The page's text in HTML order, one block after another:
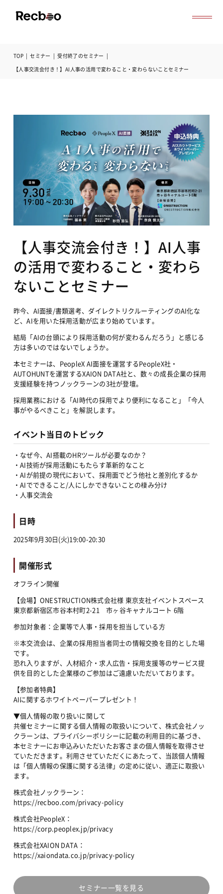
導入事例
サービス資料ダウンロード
TOP | セミナー | 受付終了のセミナー |
【人事交流会付き！】AI人事の活用で変わること・変わらないことセミナー
【人事交流会付き！】AI人事
の活用で変わること・変わら
ないことセミナー
昨今、AI面接/書類選考、ダイレクトリクルーティングのAI化な
ど、AIを用いた採用活動が広まり始めています。
結局「AIの台頭により採用活動の何が変わるんだろう」と感じる
方は多いのではないでしょうか。
本セミナーは、PeopleX AI面接を運営するPeopleX社・
AUTOHUNTを運営するXAION DATA社と、数々の成長企業の採用
支援経験を持つノックラーンの3社が登壇。
採用業務における「AI時代の採用でより便利になること」「今人
事がやるべきこと」を解説します。
イベント当日のトピック
・なぜ今、AI搭載のHRツールが必要なのか？
・AI技術が採用活動にもたらす革新的なこと
・AIが前提の現代において、採用面でどう他社と差別化するか
・AIでできること/人にしかできないことの棲み分け
・人事交流会
日時
2025年9月30日(火)19:00-20:30
開催形式
オフライン開催
【会場】ONESTRUCTION株式会社様 東京支社イベントスペース
東京都新宿区市谷本村町2-21　市ヶ谷キャナルコート 6階
参加対象者：企業等で人事・採用を担当している方
※本交流会は、企業の採用担当者同士の情報交換を目的とした場
です。
恐れ入りますが、人材紹介・求人広告・採用支援等のサービス提
供を目的とした企業様のご参加はご遠慮いただいております。
【参加者特典】
AIに関するホワイトペーパープレゼント！
▼個人情報の取り扱いに関して
共催セミナーに関する個人情報の取扱いについて、株式会社ノッ
クラーンは、プライバシーポリシーに記載の利用目的に基づき、
本セミナーにお申込みいただいたお客さまの個人情報を取得させ
ていただきます。利用させていただくにあたって、当該個人情報
は「個人情報の保護に関する法律」の定めに従い、適正に取扱い
ます。
株式会社ノックラーン：
https://recboo.com/privacy-policy
株式会社PeopleX：
https://corp.peoplex.jp/privacy
株式会社XAION DATA：
https://xaiondata.co.jp/privacy-policy
セミナー一覧を見る